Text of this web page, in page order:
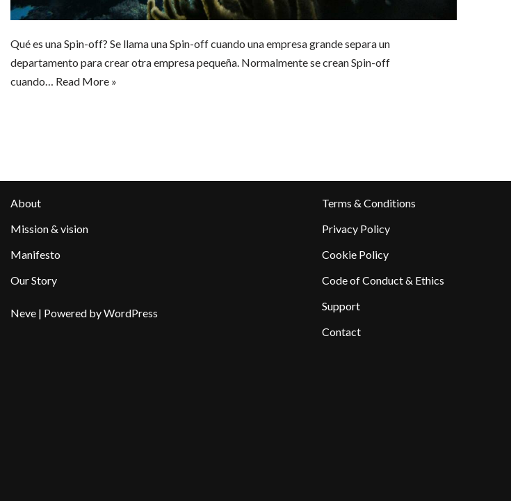
Qué es una Spin-off? Se llama una Spin-off cuando una empresa grande separa un
departamento para crear otra empresa pequeña. Normalmente se crean Spin-off
cuando… Read More »
About
Mission & vision
Manifesto
Our Story
Neve | Powered byWordPress
Terms & Conditions
Privacy Policy
Cookie Policy
Code of Conduct & Ethics
Support
Contact